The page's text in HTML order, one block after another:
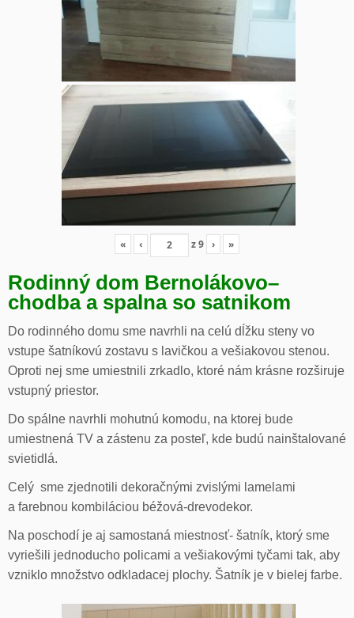
« ‹ z9 › »
Rodinný dom Bernolákovo–
chodba a spalna so satnikom
Do rodinného domu sme navrhli na celú dĺžku steny vo
vstupe šatníkovú zostavu s lavičkou a vešiakovou stenou.
Oproti nej sme umiestnili zrkadlo, ktoré nám krásne rozširuje
vstupný priestor.
Do spálne navrhli mohutnú komodu, na ktorej bude
umiestnená TV a zástenu za posteľ, kde budú nainštalované
svietidlá.
Celý sme zjednotili dekoračnými zvislými lamelami
a farebnou kombiláciou béžová-drevodekor.
Na poschodí je aj samostaná miestnosť- šatník, ktorý sme
vyriešili jednoducho policami a vešiakovými tyčami tak, aby
vzniklo množstvo odkladacej plochy. Šatník je v bielej farbe.